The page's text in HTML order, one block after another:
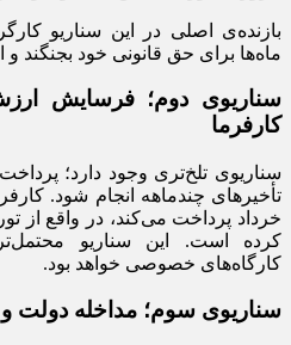
بازنده‌ی اصلی در این سناریو
ماه‌ها برای حق قانونی خود بجنگند
سناریوی دوم؛ فرسایش
کارفرما
سناریوی تلخ‌تری وجود دارد؛
تأخیرهای چندماهه انجام شود.
خرداد پرداخت می‌کند، در واقع از
کرده است. این سناریو
کارگاه‌های خصوصی خواهد بود.
سناریوی سوم؛ مداخله دولت و